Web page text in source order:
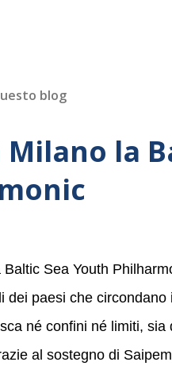
blog
Milano la
Baltic Sea Youth
dei paesi che
né confini né limiti,
al sostegno di